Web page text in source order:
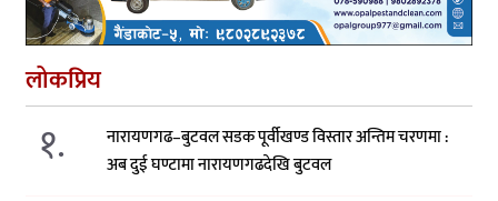
लोकप्रिय
१.
नारायणगढ–बुटवल सडक पूर्वीखण्ड विस्तार अन्तिम चरणमा :
अब दुई घण्टामा नारायणगढदेखि बुटवल